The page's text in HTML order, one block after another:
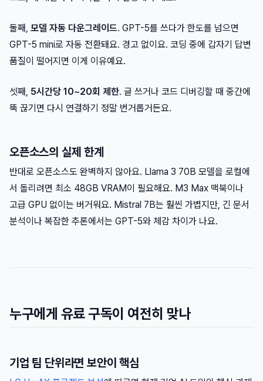
둘째, 모델 자동 다운그레이드. GPT-5를 쓰다가 한도를 넘으면
GPT-5 mini로 자동 전환돼요. 경고 없이요. 코딩 중에 갑자기 답변
품질이 떨어지면 이게 이유예요.
셋째, 5시간당 10~20회 제한. 글 쓰거나 코드 디버깅할 때 중간에
뚝 끊기면 다시 연결하기 정말 번거롭거든요.
오픈소스의 실제 한계
반대로 오픈소스도 완벽하지 않아요. Llama 3 70B 모델을 로컬에
서 돌리려면 최소 48GB VRAM이 필요해요. M3 Max 맥북이나
고급 GPU 없이는 버거워요. Mistral 7B는 훨씬 가볍지만, 긴 문서
분석이나 복잡한 추론에서는 GPT-5와 체감 차이가 나요.
누구에게 유료 구독이 여전히 맞나
기업 팀 단위라면 보안이 핵심